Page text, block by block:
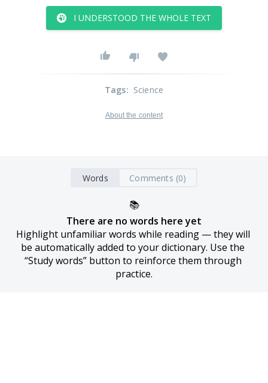
I UNDERSTOOD THE WHOLE TEXT
Tags: Science
About the content
Words Comments (0)
📚
There are no words here yet
Highlight unfamiliar words while reading — they will
be automatically added to your dictionary. Use the
“Study words” button to reinforce them through
practice.